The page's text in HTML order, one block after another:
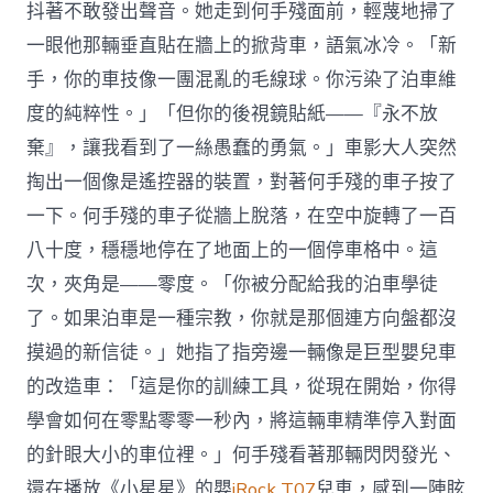
抖著不敢發出聲音。她走到何手殘面前，輕蔑地掃了
一眼他那輛垂直貼在牆上的掀背車，語氣冰冷。「新
手，你的車技像一團混亂的毛線球。你污染了泊車維
度的純粹性。」「但你的後視鏡貼紙——『永不放
棄』，讓我看到了一絲愚蠢的勇氣。」車影大人突然
掏出一個像是遙控器的裝置，對著何手殘的車子按了
一下。何手殘的車子從牆上脫落，在空中旋轉了一百
八十度，穩穩地停在了地面上的一個停車格中。這
次，夾角是——零度。「你被分配給我的泊車學徒
了。如果泊車是一種宗教，你就是那個連方向盤都沒
摸過的新信徒。」她指了指旁邊一輛像是巨型嬰兒車
的改造車：「這是你的訓練工具，從現在開始，你得
學會如何在零點零零一秒內，將這輛車精準停入對面
的針眼大小的車位裡。」何手殘看著那輛閃閃發光、